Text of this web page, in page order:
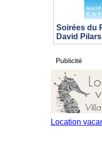
Soirées du
David
Publicité